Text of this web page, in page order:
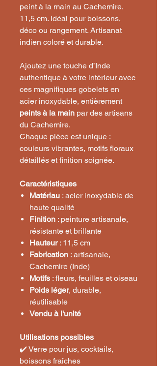
peint à la main au Cachemire.
11,5 cm. Idéal pour boissons,
déco ou rangement. Artisanat
indien coloré et durable.
Ajoutez une touche d’Inde
authentique à votre intérieur avec
ces magnifiques gobelets en
acier inoxydable, entièrement
peints à la main par des artisans
du Cachemire.
Chaque pièce est unique :
couleurs vibrantes, motifs floraux
détaillés et finition soignée.
Caractéristiques
Matériau : acier inoxydable de
haute qualité
Finition : peinture artisanale,
résistante et brillante
Hauteur: 11,5 cm
Fabrication : artisanale,
Cachemire (Inde)
Motifs : fleurs, feuilles et oiseau
Poids léger, durable,
réutilisable
Vendu à l'unité
Utilisations possibles
✔️ Verre pour jus, cocktails,
boissons fraîches